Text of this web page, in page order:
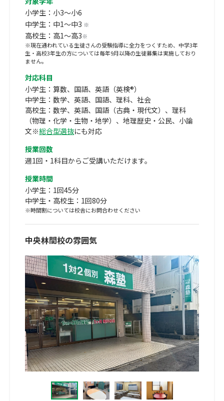
小学生：小3～小6
中学生：中1～中3 ※
高校生：高1～高3※
※現在通われている生徒さんの受験指導に全力をつくすため、中学3年
生・高校3年生の方については毎年9月以降の生徒募集は実施しており
ません。
対応科目
小学生：算数、国語、英語（英検®）
中学生：数学、英語、国語、理科、社会
高校生：数学、英語、国語（古典・現代文）、理科
（物理・化学・生物・地学）、地理歴史・公民、小論
文※総合型選抜にも対応
授業回数
週1回・1科目からご受講いただけます。
授業時間
小学生：1回45分
中学生・高校生：1回80分
※時間割については校舎にお問合わせください
中央林間校の雰囲気